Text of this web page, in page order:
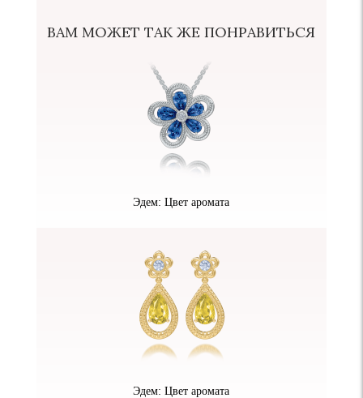
ВАМ МОЖЕТ ТАК ЖЕ ПОНРАВИТЬСЯ
Эдем: Цвет аромата
Эдем: Цвет аромата